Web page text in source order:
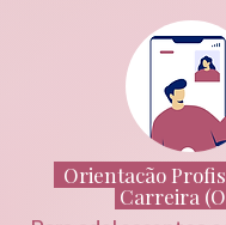
Orientação
Carreira